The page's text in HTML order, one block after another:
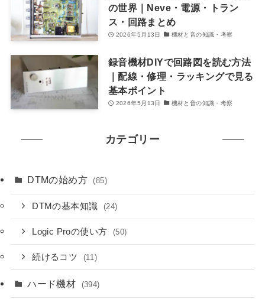
の世界｜Neve・電源・トラン
ス・回路まとめ
2026年5月13日 機材と音の知識・考察
録音機材DIYで回路図を読む方法
｜配線・修理・ラッキングで見る
基本ポイント
2026年5月13日 機材と音の知識・考察
カテゴリー
DTMの始め方 (85)
DTMの基本知識 (24)
Logic Proの使い方 (50)
続けるコツ (11)
ハード機材 (394)